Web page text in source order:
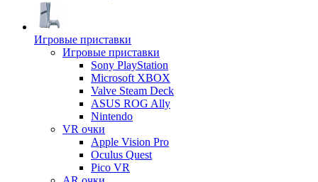
Игровые приставки
Игровые приставки
Sony PlayStation
Microsoft XBOX
Valve Steam Deck
ASUS ROG Ally
Nintendo
VR очки
Apple Vision Pro
Oculus Quest
Pico VR